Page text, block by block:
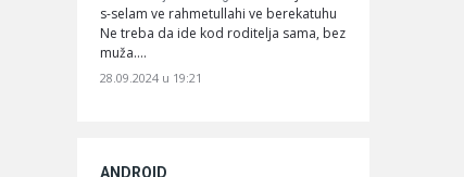
s-selam ve rahmetullahi ve berekatuhu
Ne treba da ide kod roditelja sama, bez
muža.…
28.09.2024 u 19:21
ANDROID